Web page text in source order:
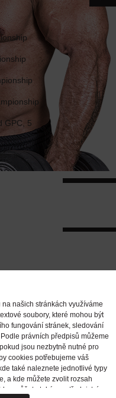
GPC, 5
in
I WANT TO
BODY
našich stránkách využíváme
soubory, které mohou být
fungování stránek, sledování
právních předpisů můžeme
jsou nezbytně nutné pro
cookies potřebujeme váš
také naleznete jednotlivé typy
a kde můžete zvolit rozsah
můžete také prostřednictvím